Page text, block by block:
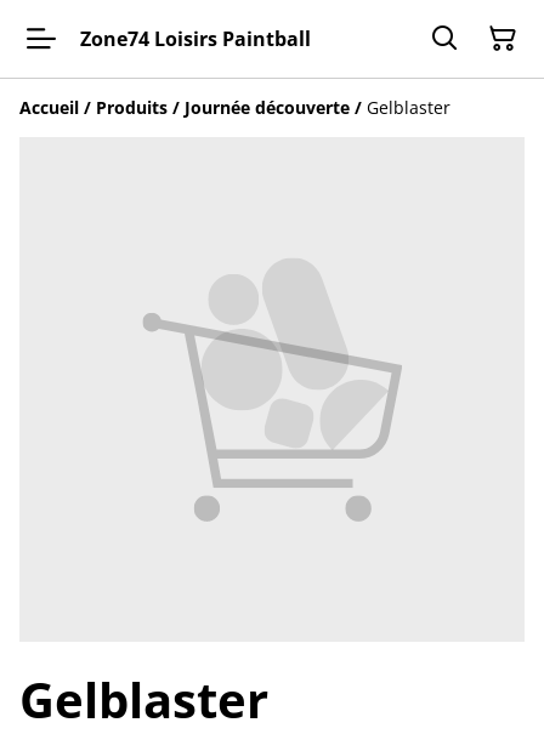
Zone74 Loisirs Paintball
Accueil / Produits / Journée découverte / Gelblaster
Gelblaster